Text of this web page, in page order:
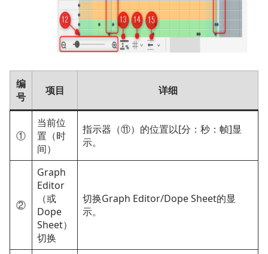
编
号
项目 详细
①
当前位
置（时
间）
指示器（⑪）的位置以[分：秒：帧]显
示。
②
Graph
Editor
（或
Dope
Sheet）
切换
切换Graph Editor/Dope Sheet的显
示。